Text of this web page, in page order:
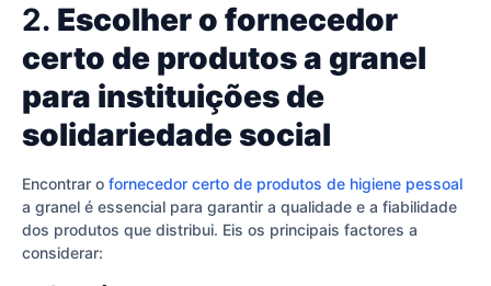
2. Escolher o fornecedor
certo de produtos a granel
para instituições de
solidariedade social
Encontrar o fornecedor certo de produtos de higiene pessoal
a granel é essencial para garantir a qualidade e a fiabilidade
dos produtos que distribui. Eis os principais factores a
considerar: